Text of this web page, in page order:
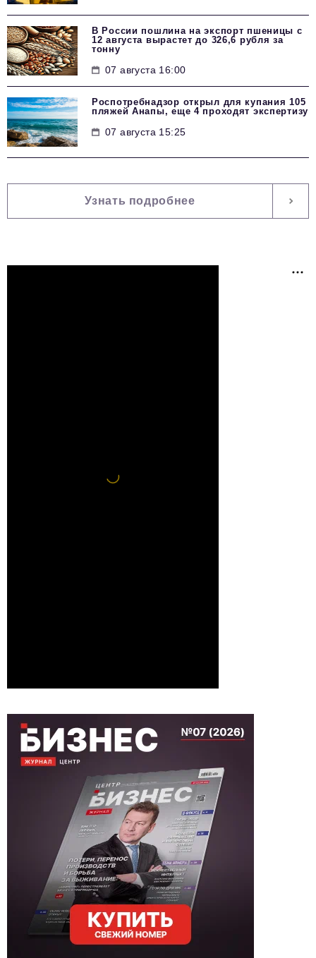
В России пошлина на экспорт пшеницы с
12 августа вырастет до 326,6 рубля за
тонну
07 августа 16:00
Роспотребнадзор открыл для купания 105
пляжей Анапы, еще 4 проходят экспертизу
07 августа 15:25
Узнать подробнее